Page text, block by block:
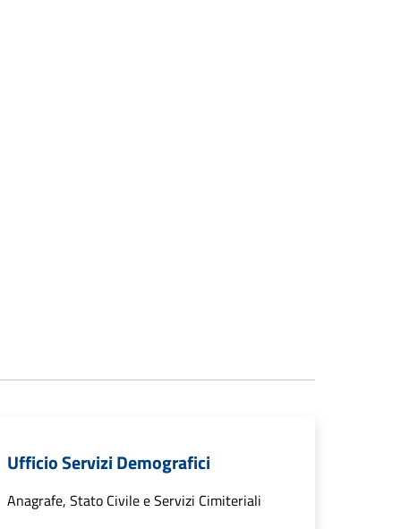
Ufficio Servizi Demografici
Anagrafe, Stato Civile e Servizi Cimiteriali